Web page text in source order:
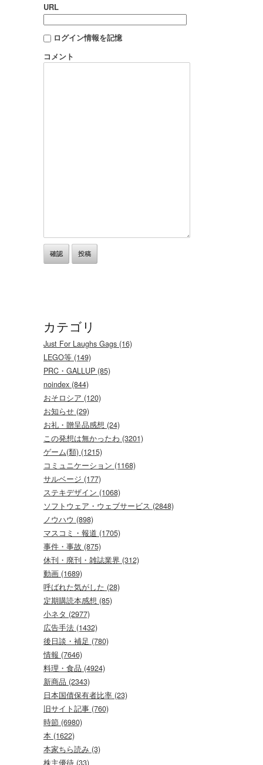
URL
ログイン情報を記憶
コメント
カテゴリ
Just For Laughs Gags (16)
LEGO等 (149)
PRC・GALLUP (85)
noindex (844)
おそロシア (120)
お知らせ (29)
お礼・贈呈品感想 (24)
この発想は無かったわ (3201)
ゲーム(類) (1215)
コミュニケーション (1168)
サルベージ (177)
ステキデザイン (1068)
ソフトウェア・ウェブサービス (2848)
ノウハウ (898)
マスコミ・報道 (1705)
事件・事故 (875)
休刊・廃刊・雑誌業界 (312)
動画 (1689)
呼ばれた気がした (28)
定期購読本感想 (85)
小ネタ (2977)
広告手法 (1432)
後日談・補足 (780)
情報 (7646)
料理・食品 (4924)
新商品 (2343)
日本国債保有者比率 (23)
旧サイト記事 (760)
時節 (6980)
本 (1622)
本家ちら読み (3)
株主優待 (33)